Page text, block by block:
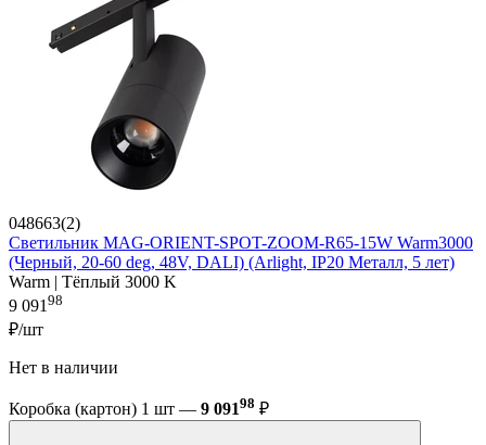
048663(2)
Светильник MAG-ORIENT-SPOT-ZOOM-R65-15W Warm3000
(Черный, 20-60 deg, 48V, DALI) (Arlight, IP20 Металл, 5 лет)
Warm | Тёплый 3000 K
9 09198
₽/шт
Нет в наличии
Коробка (картон) 1 шт — 9 09198 ₽